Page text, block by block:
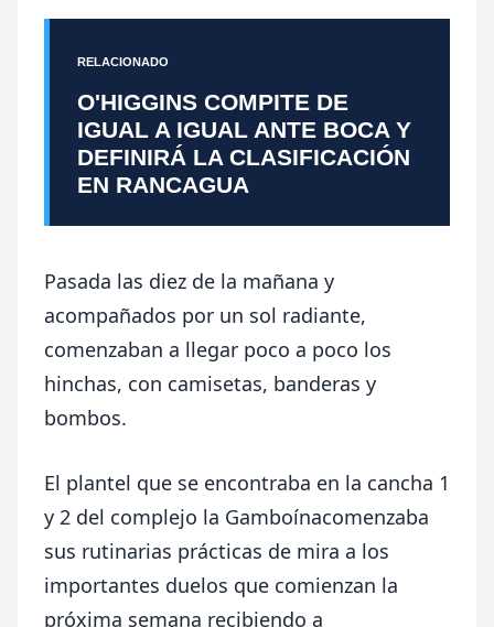
RELACIONADO
O'HIGGINS COMPITE DE
IGUAL A IGUAL ANTE BOCA Y
DEFINIRÁ LA CLASIFICACIÓN
EN RANCAGUA
Pasada las diez de la mañana y
acompañados por un sol radiante,
comenzaban a llegar poco a poco los
hinchas, con camisetas, banderas y
bombos.
El plantel que se encontraba en la cancha 1
y 2 del complejo la Gamboínacomenzaba
sus rutinarias prácticas de mira a los
importantes duelos que comienzan la
próxima semana recibiendo a